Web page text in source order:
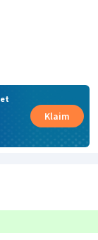
Klaim